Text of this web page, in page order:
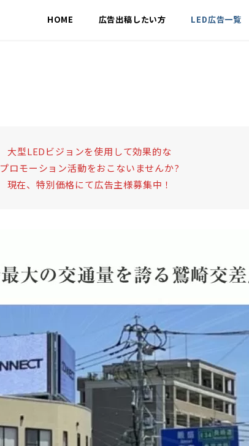
HOME 広告出稿したい方 LED広告一覧
大型LEDビジョンを使用して効果的な
プロモーション活動をおこないませんか?
現在、特別価格にて広告主様募集中！